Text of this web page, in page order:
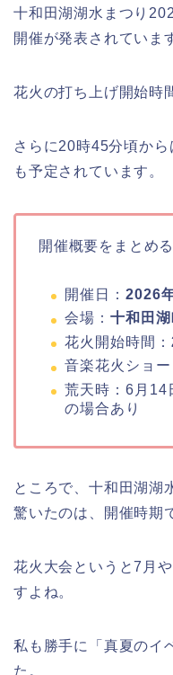
十和田湖湖水まつり
開催が発表されていま
花火の打ち上げ開始時
さらに20時45分頃か
も予定されています。
開催概要をまとめ
開催日： 2026
会場： 十和田
花火開始時間：
音楽花火ショー
荒天時：6月14
の場合あり
ところで、十和田湖湖
驚いたのは、開催時期
花火大会というと7月
すよね。
私も勝手に「真夏のイ
た。